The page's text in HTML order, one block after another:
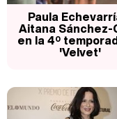
Paula
Aitana Sánchez-
en la 4º
'Velvet'